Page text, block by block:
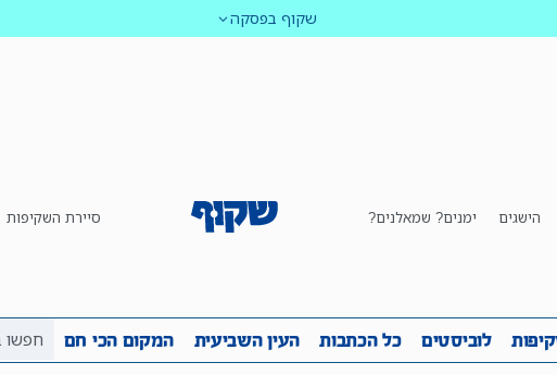
שקוף בפסקה
הישגים ימנים? שמאלנים? סיירת השקיפות
לוביסטים כל הכתבות העין השביעית המקום הכי חם
סביבה שקיפות לוביסטים כל הכתבות העין השביעית